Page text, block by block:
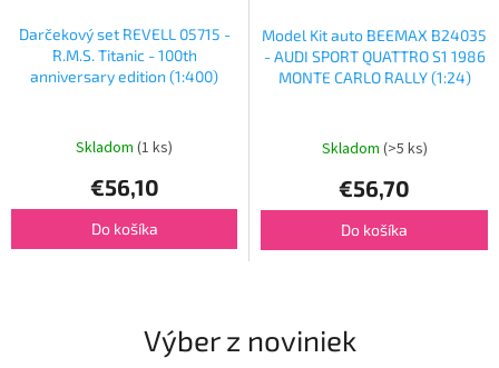
Darčekový set REVELL 05715 -
R.M.S. Titanic - 100th
anniversary edition (1:400)
Skladom (1 ks)
€56,10
Do košíka
Model Kit auto BEEMAX B24035
- AUDI SPORT QUATTRO S1 1986
MONTE CARLO RALLY (1:24)
Skladom (>5 ks)
€56,70
Do košíka
Výber z noviniek